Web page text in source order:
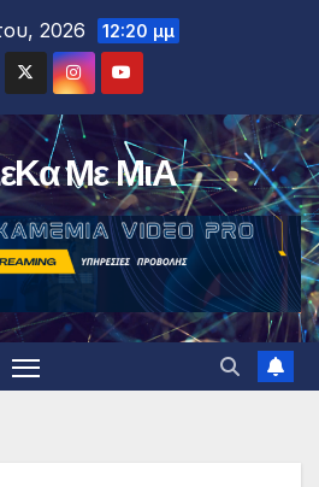
2026 12:20 μμ
Με ΜιΑ